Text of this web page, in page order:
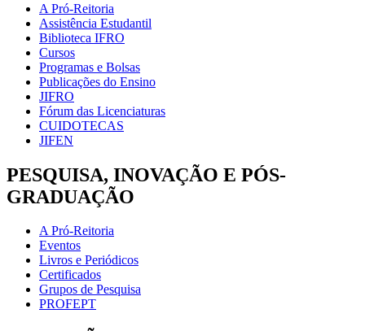
A Pró-Reitoria
Assistência Estudantil
Biblioteca IFRO
Cursos
Programas e Bolsas
Publicações do Ensino
JIFRO
Fórum das Licenciaturas
CUIDOTECAS
JIFEN
PESQUISA, INOVAÇÃO E PÓS-
GRADUAÇÃO
A Pró-Reitoria
Eventos
Livros e Periódicos
Certificados
Grupos de Pesquisa
PROFEPT